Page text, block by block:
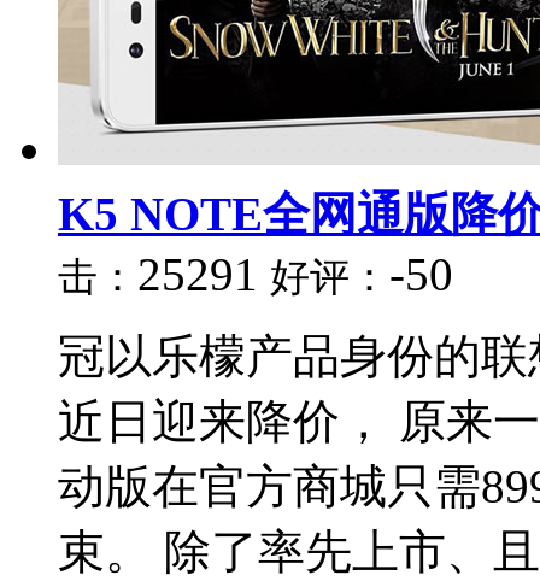
K5 NOTE全网通版降
击： 25291 好评： -50
冠以乐檬产品身份的
近日迎来降价， 原来
动版在官方商城只需
束。 除了率先上市、